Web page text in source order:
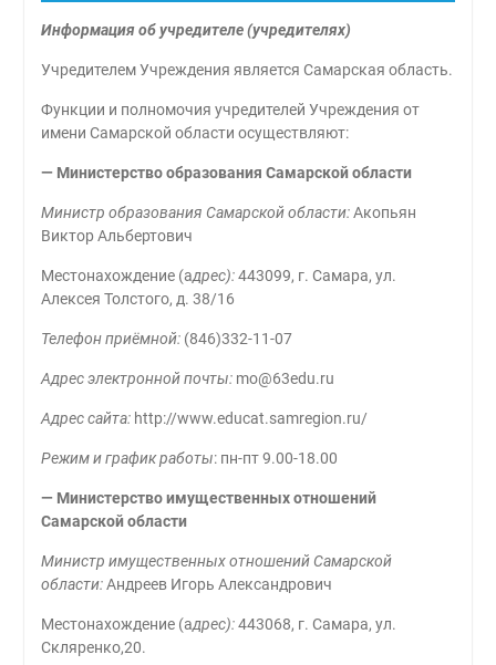
Информация об учредителе (учредителях)
Учредителем Учреждения является Самарская область.
Функции и полномочия учредителей Учреждения от
имени Самарской области осуществляют:
— Министерство образования Самарской области
Министр образования Самарской области:Акопьян
Виктор Альбертович
Местонахождение (адрес):443099, г. Самара, ул.
Алексея Толстого, д. 38/16
Телефон приёмной: (846)332-11-07
Адрес электронной почты:mo@63edu.ru
Адрес сайта: http://www.educat.samregion.ru/
Режим и график работы: пн-пт 9.00-18.00
— Министерство имущественных отношений
Самарской области
Министр имущественных отношений Самарской
области:Андреев Игорь Александрович
Местонахождение (адрес):443068, г. Самара, ул.
Скляренко,20.